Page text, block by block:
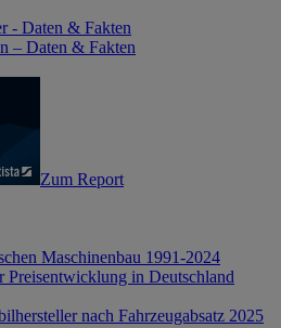
- Daten & Fakten
– Daten & Fakten
Zum Report
Maschinenbau 1991-2024
Preisentwicklung in Deutschland
nach Fahrzeugabsatz 2025